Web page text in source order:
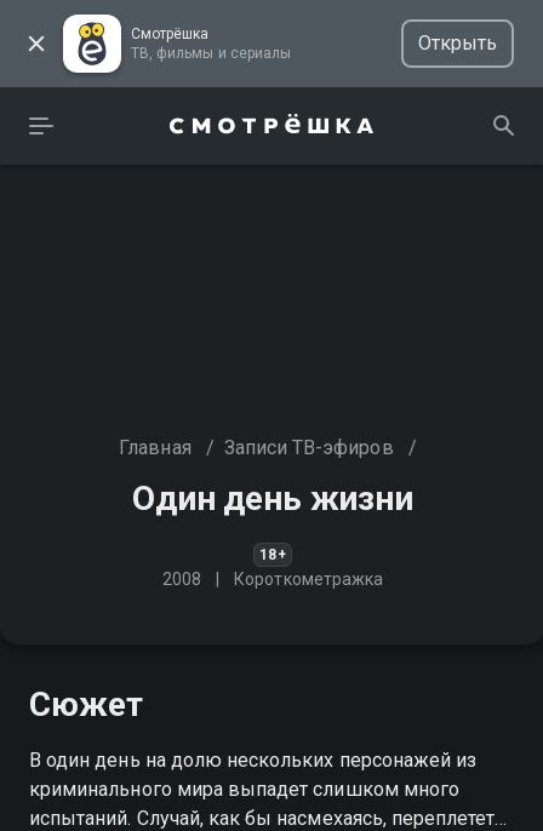
Смотрёшка
ТВ, фильмы и сериалы
Открыть
Главная / Записи ТВ-эфиров /
Один день жизни
18+
2008 Короткометражка
Сюжет
В один день на долю нескольких персонажей из
криминального мира выпадет слишком много
испытаний. Случай, как бы насмехаясь, переплетет